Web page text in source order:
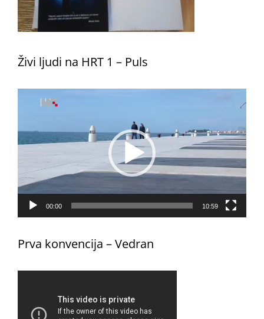
Živi ljudi na HRT 1 – Puls
Reproduktor
videozapisa
00:00 10:59
Prva konvencija – Vedran